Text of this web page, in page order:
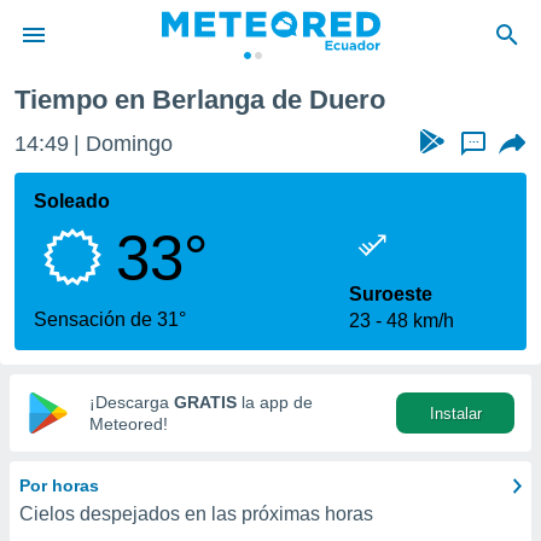
de
ha
calidad.
a este
las
y
digital
basada
Tiempo en Berlanga de Duero
14:49 Domingo ...
Soleado
33°
Sensación de 31°
Suroeste
23
48 km/h
¡Descarga GRATIS la app de
Meteored!
Instalar
Por horas
Cielos despejados en las próximas horas